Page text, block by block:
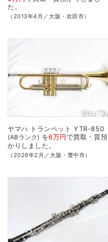
た。
（2013年4月／大阪・吹田市）
ヤマハ トランペット YTR-850
ABランク を6万円で買取・質預
かり しました。
（2026年2月／大阪・豊中市）